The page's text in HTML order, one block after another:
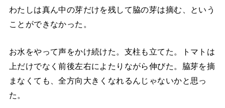
わたしは真ん中の芽だけを残して脇の芽は摘む、という
ことができなかった。
お水をやって声をかけ続けた。支柱も立てた。トマトは
上だけでなく前後左右によたりながら伸びた。脇芽を摘
まなくても、全方向大きくなれるんじゃないかと思っ
た。